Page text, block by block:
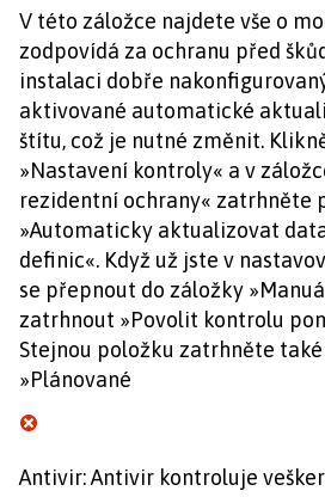
V této záložce najdete vše o
zodpovídá za ochranu před
instalaci dobře
aktivované automatické
štítu, což je nutné změnit.
»Nastavení kontroly« a v
rezidentní ochrany« zatrhněte
»Automaticky aktualizovat
definic«. Když už jste v
se přepnout do záložky
zatrhnout »Povolit kontrolu
Stejnou položku zatrhněte
»Plánované
Antivir: Antivir kontroluje